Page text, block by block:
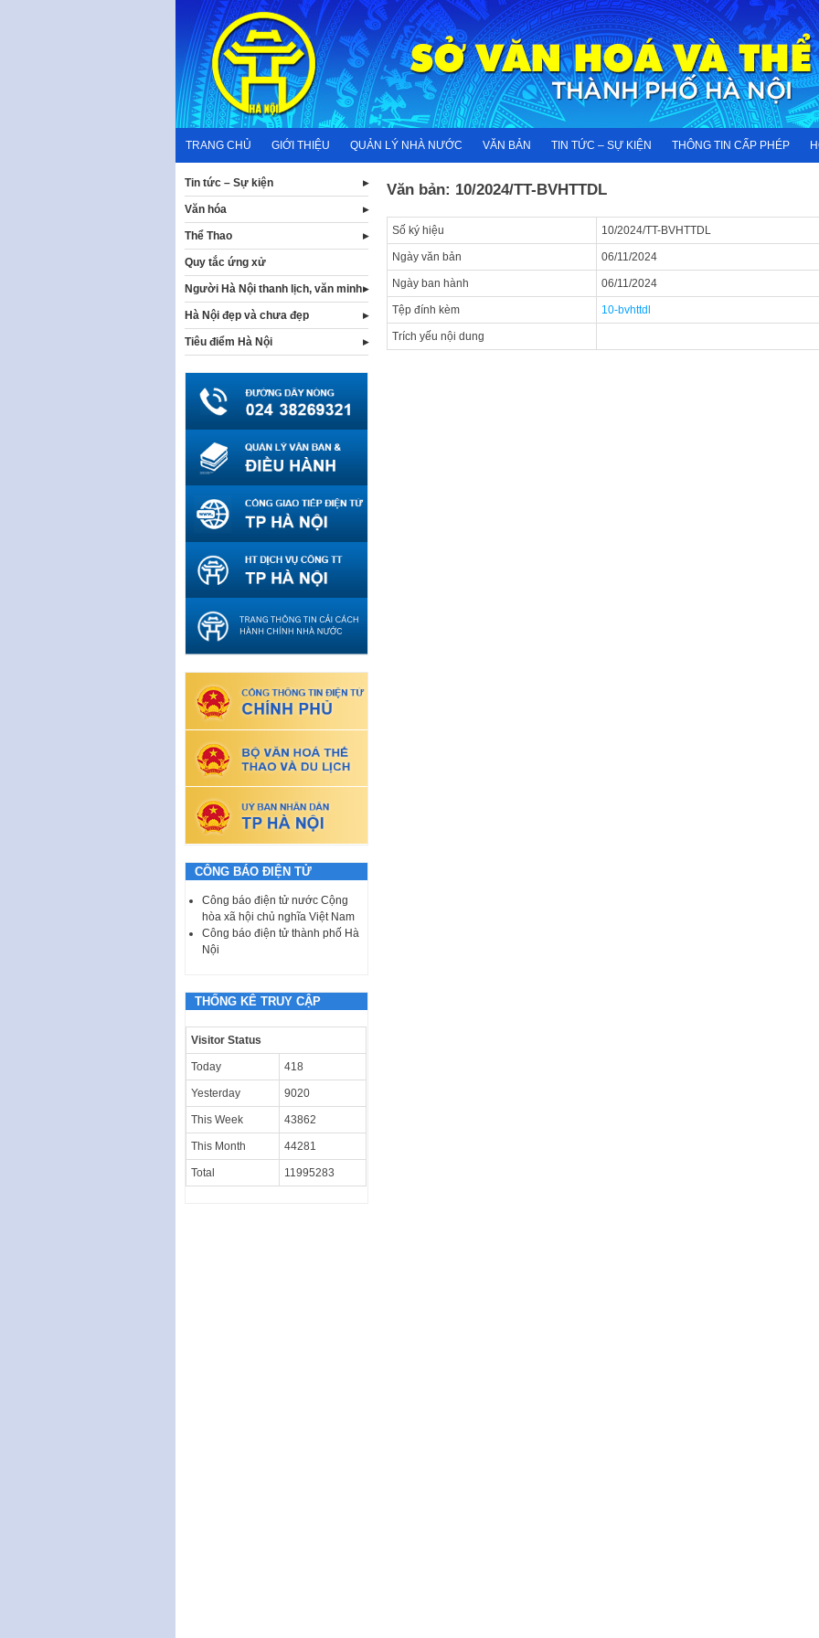
content
TRANG CHỦ GIỚI THIỆU QUẢN LÝ NHÀ NƯỚC VĂN BẢN TIN TỨC – SỰ KIỆN THÔNG TIN CẤP PHÉP
Văn bản: 10/2024/TT-BVHTTDL
Số ký hiệu 10/2024/TT-BVHTTDL
Ngày văn bản 06/11/2024
Ngày ban hành 06/11/2024
Tệp đính kèm 10-bvhttdl
Trích yếu nội dung
Tin tức – Sự kiện
Văn hóa
Thể Thao
Quy tắc ứng xử
Người Hà Nội thanh lịch, văn minh
Hà Nội đẹp và chưa đẹp
Tiêu điểm Hà Nội
CÔNG BÁO ĐIỆN TỬ
Công báo điện tử nước Cộng
hòa xã hội chủ nghĩa Việt Nam
Công báo điện tử thành phố Hà
Nội
THỐNG KÊ TRUY CẬP
Visitor Status
Today 418
Yesterday 9020
This Week 43862
This Month 44281
Total 11995283